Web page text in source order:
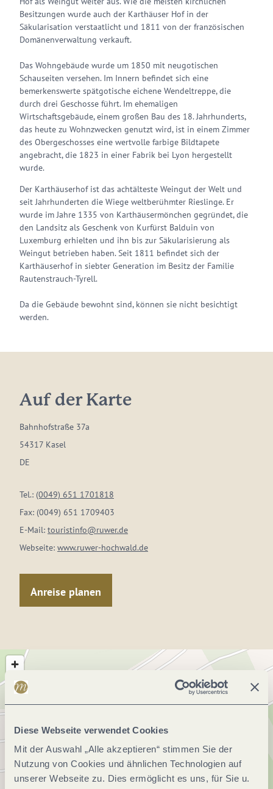
Diese Webseite verwendet Cookies
Mit der Auswahl „Alle akzeptieren“ stimmen Sie der
Nutzung von Cookies und ähnlichen Technologien auf
unserer Webseite zu. Dies ermöglicht es uns, für Sie u.
Besitzungen wurde auch der Karthäuser Hof in der
Säkularisation verstaatlicht und 1811 von der französischen
Domänenverwaltung verkauft.
Das Wohngebäude wurde um 1850 mit neugotischen
Schauseiten versehen. Im Innern befindet sich eine
bemerkenswerte spätgotische eichene Wendeltreppe, die
durch drei Geschosse führt. Im ehemaligen
Wirtschaftsgebäude, einem großen Bau des 18. Jahrhunderts,
das heute zu Wohnzwecken genutzt wird, ist in einem Zimmer
des Obergeschosses eine wertvolle farbige Bildtapete
angebracht, die 1823 in einer Fabrik bei Lyon hergestellt
wurde.
Der Karthäuserhof ist das achtälteste Weingut der Welt und
seit Jahrhunderten die Wiege weltberühmter Rieslinge. Er
wurde im Jahre 1335 von Karthäusermönchen gegründet, die
den Landsitz als Geschenk von Kurfürst Balduin von
Luxemburg erhielten und ihn bis zur Säkularisierung als
Weingut betrieben haben. Seit 1811 befindet sich der
Karthäuserhof in siebter Generation im Besitz der Familie
Rautenstrauch-Tyrell.
Da die Gebäude bewohnt sind, können sie nicht besichtigt
werden.
Auf der Karte
Bahnhofstraße 37a
54317 Kasel
DE
Tel.: (0049) 651 1701818
Fax: (0049) 651 1709403
E-Mail: touristinfo@ruwer.de
Webseite: www.ruwer-hochwald.de
Anreise planen